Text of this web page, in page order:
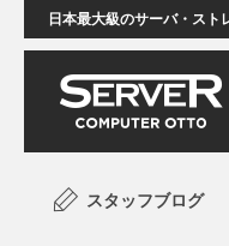
日本最大級のサーバ・ス
スタッフブログ